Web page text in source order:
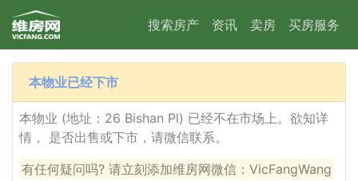
搜索房产 资讯 卖房 买房服务
本物业已经下市
本物业 (地址：26 Bishan Pl) 已经不在市场上。欲知详
情， 是否出售或下市，请微信联系。
有任何疑问吗? 请立刻添加维房网微信：VicFangWang